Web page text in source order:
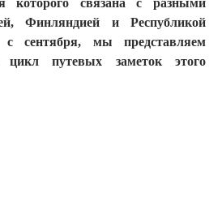
Финляндией и Республикой
с сентября, мы представляем
путевых заметок этого